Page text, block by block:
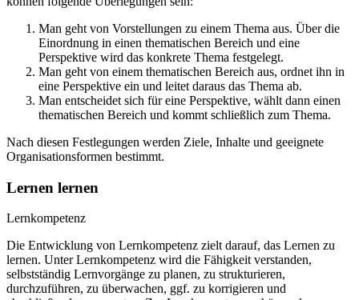
Man geht von Vorstellungen zu einem Thema aus. Über die
Einordnung in einen thematischen Bereich und eine
Perspektive wird das konkrete Thema festgelegt.
Man geht von einem thematischen Bereich aus, ordnet ihn in
eine Perspektive ein und leitet daraus das Thema ab.
Man entscheidet sich für eine Perspektive, wählt dann einen
thematischen Bereich und kommt schließlich zum Thema.
Nach diesen Festlegungen werden Ziele, Inhalte und geeignete
Organisationsformen bestimmt.
Lernen lernen
Lernkompetenz
Die Entwicklung von Lernkompetenz zielt darauf, das Lernen zu
lernen. Unter Lernkompetenz wird die Fähigkeit verstanden,
selbstständig Lernvorgänge zu planen, zu strukturieren,
durchzuführen, zu überwachen, ggf. zu korrigieren und